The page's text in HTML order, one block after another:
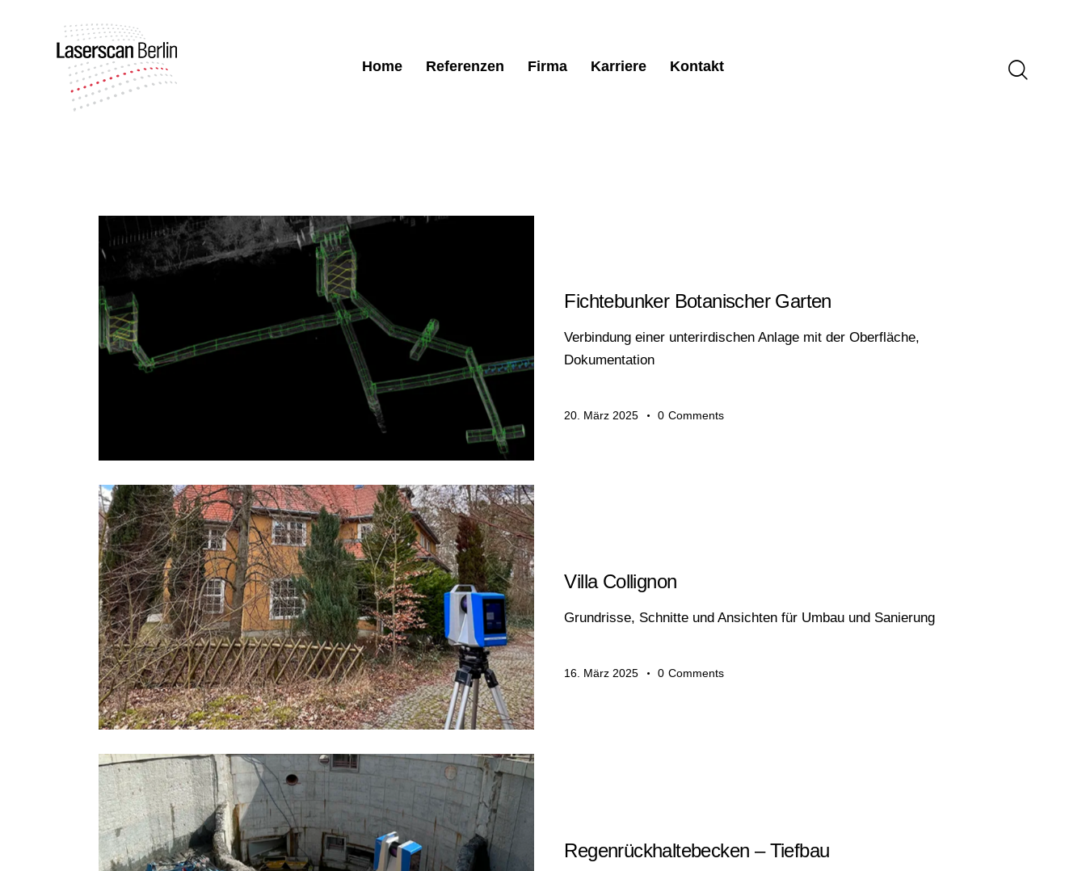
Home Referenzen Firma Karriere Kontakt
Fichtebunker Botanischer Garten
Verbindung einer unterirdischen Anlage mit der Oberfläche,
Dokumentation
20. März 2025 0 Comments
Villa Collignon
Grundrisse, Schnitte und Ansichten für Umbau und Sanierung
16. März 2025 0 Comments
Regenrückhaltebecken – Tiefbau